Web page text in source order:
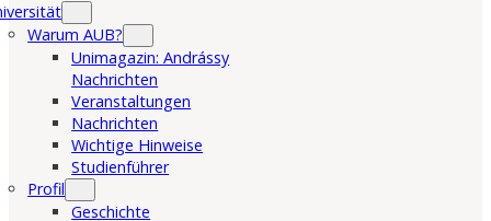
Warum AUB?
Unimagazin: Andrássy
Nachrichten
Veranstaltungen
Nachrichten
Wichtige Hinweise
Studienführer
Profil
Geschichte